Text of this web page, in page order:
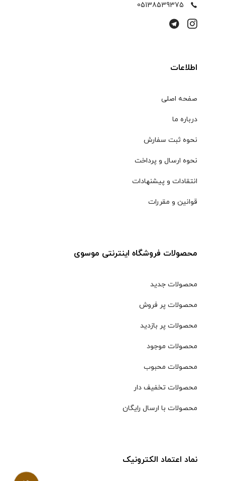
05138539375
اطلاعات
صفحه اصلی
درباره ما
نحوه ثبت سفارش
نحوه ارسال و پرداخت
انتقادات و پیشنهادات
قوانین و مقررات
محصولات فروشگاه اینترنتی موسوی
محصولات جدید
محصولات پر فروش
محصولات پر بازدید
محصولات موجود
محصولات محبوب
محصولات تخفیف دار
محصولات با ارسال رایگان
نماد اعتماد الکترونیک